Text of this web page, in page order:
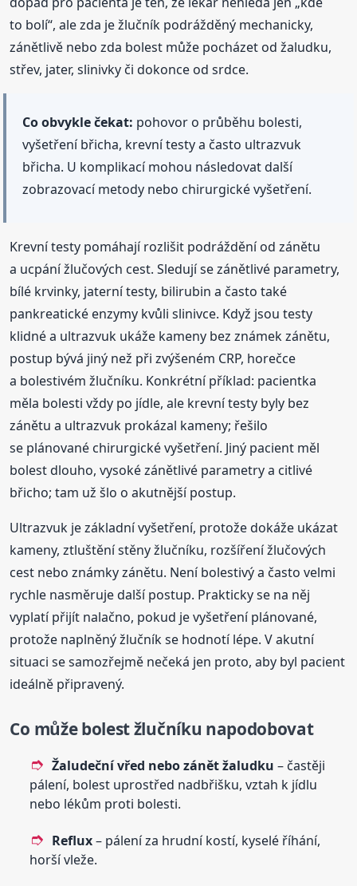
to bolí“, ale zda je žlučník podrážděný mechanicky,
zánětlivě nebo zda bolest může pocházet od žaludku,
střev, jater, slinivky či dokonce od srdce.
Co obvykle čekat: pohovor o průběhu bolesti,
vyšetření břicha, krevní testy a často ultrazvuk
břicha. U komplikací mohou následovat další
zobrazovací metody nebo chirurgické vyšetření.
Krevní testy pomáhají rozlišit podráždění od zánětu
a ucpání žlučových cest. Sledují se zánětlivé parametry,
bílé krvinky, jaterní testy, bilirubin a často také
pankreatické enzymy kvůli slinivce. Když jsou testy
klidné a ultrazvuk ukáže kameny bez známek zánětu,
postup bývá jiný než při zvýšeném CRP, horečce
a bolestivém žlučníku. Konkrétní příklad: pacientka
měla bolesti vždy po jídle, ale krevní testy byly bez
zánětu a ultrazvuk prokázal kameny; řešilo
se plánované chirurgické vyšetření. Jiný pacient měl
bolest dlouho, vysoké zánětlivé parametry a citlivé
břicho; tam už šlo o akutnější postup.
Ultrazvuk je základní vyšetření, protože dokáže ukázat
kameny, ztluštění stěny žlučníku, rozšíření žlučových
cest nebo známky zánětu. Není bolestivý a často velmi
rychle nasměruje další postup. Prakticky se na něj
vyplatí přijít nalačno, pokud je vyšetření plánované,
protože naplněný žlučník se hodnotí lépe. V akutní
situaci se samozřejmě nečeká jen proto, aby byl pacient
ideálně připravený.
Co může bolest žlučníku napodobovat
Žaludeční vřed nebo zánět žaludku – častěji
pálení, bolest uprostřed nadbřišku, vztah k jídlu
nebo lékům proti bolesti.
Reflux– pálení za hrudní kostí, kyselé říhání,
horší vleže.